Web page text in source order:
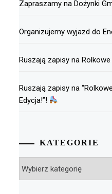
Zapraszamy na Dożynki
Organizujemy wyjazd do
Ruszają zapisy na
Ruszają zapisy na
Edycja!”!
KATEGORIE